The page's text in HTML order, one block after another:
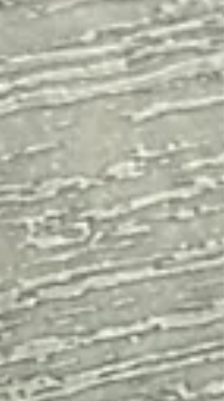
ダイエット希望の方には体組成評価から食事のア
ドバイスもさせていただき無理なく継続できるメ
ニューを提供い